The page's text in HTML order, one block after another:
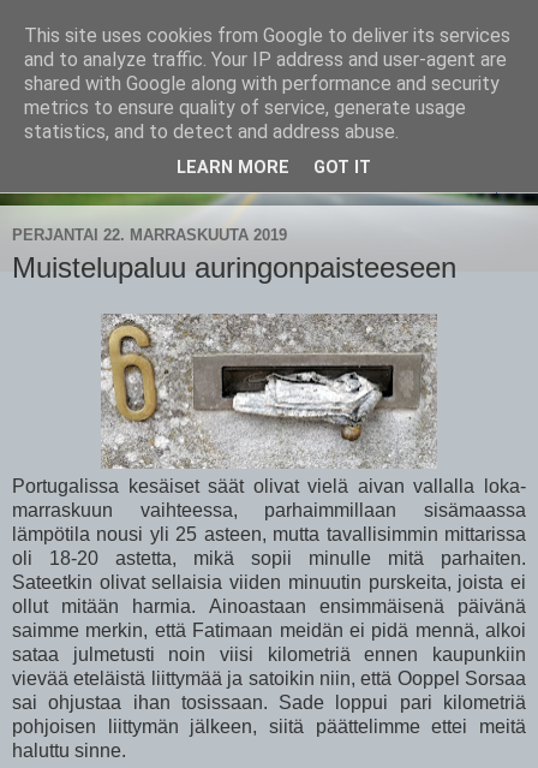
CampaSimpukka
kammen- ja kauhanpyöritystä
PERJANTAI 22. MARRASKUUTA 2019
Muistelupaluu auringonpaisteeseen
Portugalissa kesäiset säät olivat vielä aivan vallalla loka-
marraskuun vaihteessa, parhaimmillaan sisämaassa
lämpötila nousi yli 25 asteen, mutta tavallisimmin mittarissa
oli 18-20 astetta, mikä sopii minulle mitä parhaiten.
Sateetkin olivat sellaisia viiden minuutin purskeita, joista ei
ollut mitään harmia. Ainoastaan ensimmäisenä päivänä
saimme merkin, että Fatimaan meidän ei pidä mennä, alkoi
sataa julmetusti noin viisi kilometriä ennen kaupunkiin
vievää eteläistä liittymää ja satoikin niin, että Ooppel Sorsaa
sai ohjustaa ihan tosissaan. Sade loppui pari kilometriä
pohjoisen liittymän jälkeen, siitä päättelimme ettei meitä
haluttu sinne.
This site uses cookies from Google to deliver its services
and to analyze traffic. Your IP address and user-agent are
shared with Google along with performance and security
metrics to ensure quality of service, generate usage
statistics, and to detect and address abuse.
LEARN MORE GOT IT